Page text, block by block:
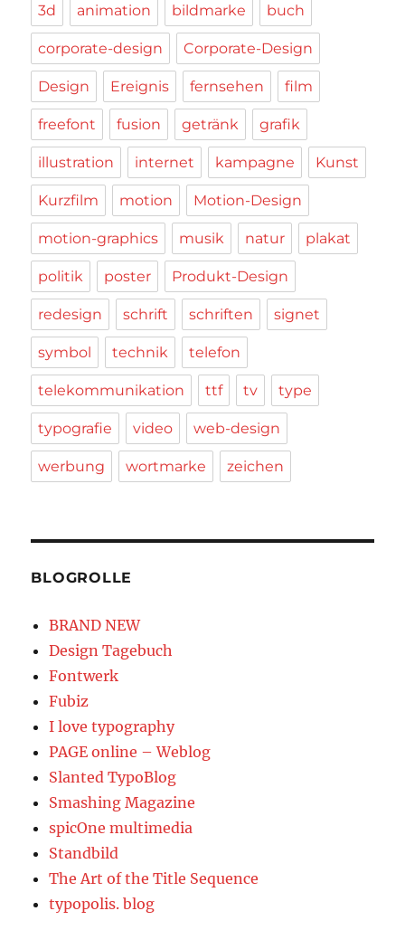
3d animation bildmarke buch
corporate-design Corporate-Design
Design Ereignis fernsehen film
freefont fusion getränk grafik
illustration internet kampagne Kunst
Kurzfilm motion Motion-Design
motion-graphics musik natur plakat
politik poster Produkt-Design
redesign schrift schriften signet
symbol technik telefon
telekommunikation ttf tv type
typografie video web-design
werbung wortmarke zeichen
BLOGROLLE
BRAND NEW
Design Tagebuch
Fontwerk
Fubiz
I love typography
PAGE online – Weblog
Slanted TypoBlog
Smashing Magazine
spicOne multimedia
Standbild
The Art of the Title Sequence
typopolis. blog